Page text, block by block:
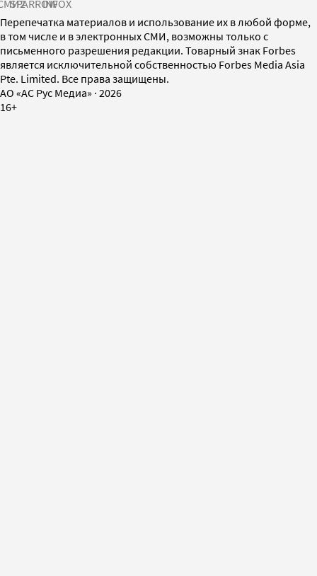
SPARROWINFOX
Перепечатка материалов и использование их в любой форме,
в том числе и в электронных СМИ, возможны только с
письменного разрешения редакции. Товарный знак Forbes
является исключительной собственностью Forbes Media Asia
Pte. Limited. Все права защищены.
AO «АС Рус Медиа» · 2026
16+